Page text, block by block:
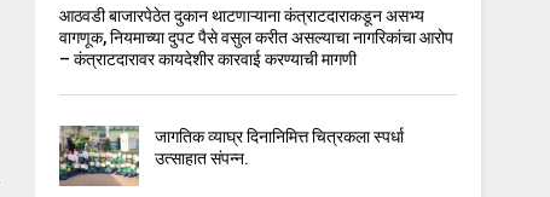
आठवडी बाजारपेठेत दुकान थाटणाऱ्याना कंत्राटदाराकडून असभ्य
वागणूक, नियमाच्या दुपट पैसे वसुल करीत असल्याचा नागरिकांचा आरोप
– कंत्राटदारावर कायदेशीर कारवाई करण्याची मागणी
जागतिक व्याघ्र दिनानिमित्त चित्रकला स्पर्धा
उत्साहात संपन्न.